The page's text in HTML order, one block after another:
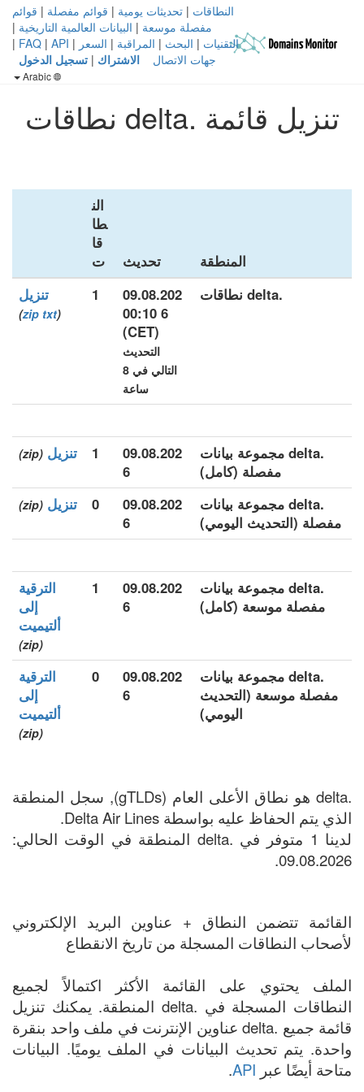
النطاقات | تحديثات يومية | قوائم مفصلة | قوائم
مفصلة موسعة | البيانات العالمية التاريخية |
التقنيات | البحث | المراقبة | السعر |
FAQ | API
|
جهات الاتصال
الاشتراك | تسجيل الدخول
تنزيل قائمة .delta نطاقات
المنطقة تحديث
الن
طا
قا
ت
.delta نطاقات
09.08.202
6 00:10
(CET)
التحديث
التالي في 8
ساعة
1 تنزيل
(
zip txt
)
.delta مجموعة بيانات
مفصلة (كامل)
09.08.202
6
1 تنزيل (zip)
.delta مجموعة بيانات
مفصلة (التحديث اليومي)
09.08.202
6
0 تنزيل (zip)
.delta مجموعة بيانات
مفصلة موسعة (كامل)
09.08.202
6
1
الترقية
إلى
ألتيميت
(zip)
.delta مجموعة بيانات
مفصلة موسعة (التحديث
اليومي)
09.08.202
6
0
الترقية
إلى
ألتيميت
(zip)
.delta هو نطاق الأعلى العام (gTLDs), سجل المنطقة
الذي يتم الحفاظ عليه بواسطة Delta Air Lines.
لدينا 1 متوفر في .delta المنطقة في الوقت الحالي:
09.08.2026.
القائمة تتضمن النطاق + عناوين البريد الإلكتروني
لأصحاب النطاقات المسجلة من تاريخ الانقطاع
الملف يحتوي على القائمة الأكثر اكتمالاً لجميع
النطاقات المسجلة في .delta المنطقة. يمكنك تنزيل
قائمة جميع .delta عناوين الإنترنت في ملف واحد بنقرة
واحدة. يتم تحديث البيانات في الملف يوميًا. البيانات
متاحة أيضًا عبر API
.